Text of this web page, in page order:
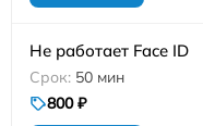
Не работает Face ID
50 мин
800 ₽